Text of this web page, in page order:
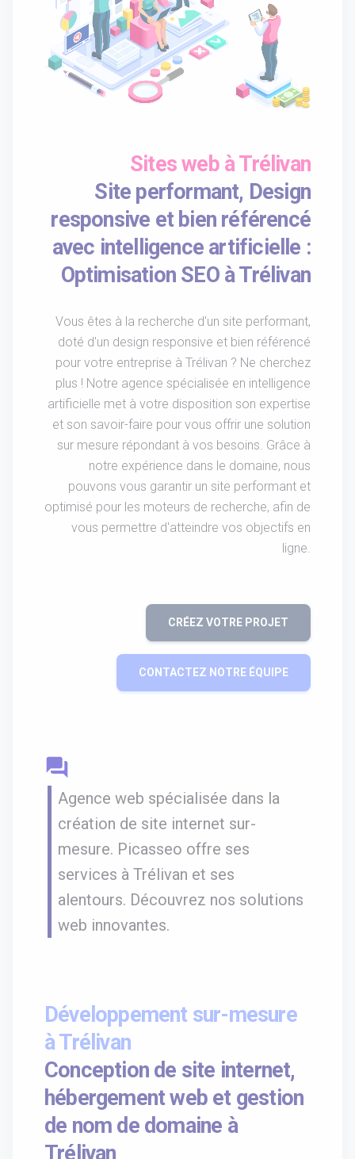
Sites web à Trélivan
Site performant, Design
responsive et bien référencé
avec intelligence artificielle :
Optimisation SEO à Trélivan
Vous êtes à la recherche d'un site performant,
doté d'un design responsive et bien référencé
pour votre entreprise à Trélivan ? Ne cherchez
plus ! Notre agence spécialisée en intelligence
artificielle met à votre disposition son expertise
et son savoir-faire pour vous offrir une solution
sur mesure répondant à vos besoins. Grâce à
notre expérience dans le domaine, nous
pouvons vous garantir un site performant et
optimisé pour les moteurs de recherche, afin de
vous permettre d'atteindre vos objectifs en
ligne.
CRÉEZ VOTRE PROJET
CONTACTEZ NOTRE ÉQUIPE
question_answer
Agence web spécialisée dans la
création de site internet sur-
mesure. Picasseo offre ses
services à Trélivan et ses
alentours. Découvrez nos solutions
web innovantes.
Développement sur-mesure
à Trélivan
Conception de site internet,
hébergement web et gestion
de nom de domaine à
Trélivan